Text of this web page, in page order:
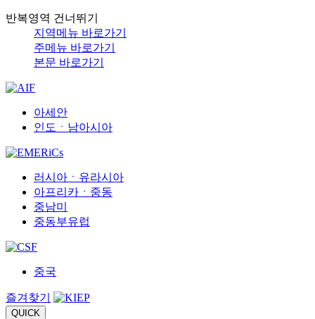
반복영역 건너뛰기
지역메뉴 바로가기
주메뉴 바로가기
본문 바로가기
아세안
인도ㆍ남아시아
러시아ㆍ유라시아
아프리카ㆍ중동
중남미
중동부유럽
중국
즐겨찾기
QUICK